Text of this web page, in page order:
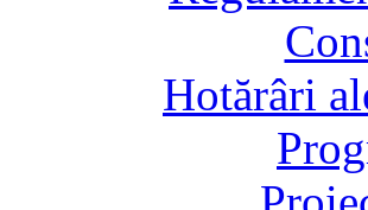
Hotărâri